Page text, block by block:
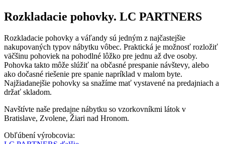
Rozkladacie pohovky. LC PARTNERS
Rozkladacie pohovky a váľandy sú jedným z najčastejšie
nakupovaných typov nábytku vôbec. Praktická je možnosť rozložiť
väčšinu pohoviek na pohodlné lôžko pre jednu až dve osoby.
Pohovka takto môže slúžiť na občasné prespanie návštevy, alebo
ako dočasné riešenie pre spanie napríklad v malom byte.
Najžiadanejšie pohovky sa snažíme mať vystavené na predajniach a
držať skladom.
Navštívte naše predajne nábytku so vzorkovníkmi látok v
Bratislave, Zvolene, Žiari nad Hronom.
Obľúbení výrobcovia: